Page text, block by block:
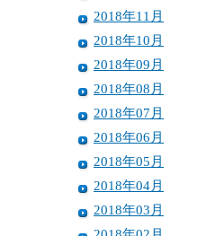
2018年11月
2018年10月
2018年09月
2018年08月
2018年07月
2018年06月
2018年05月
2018年04月
2018年03月